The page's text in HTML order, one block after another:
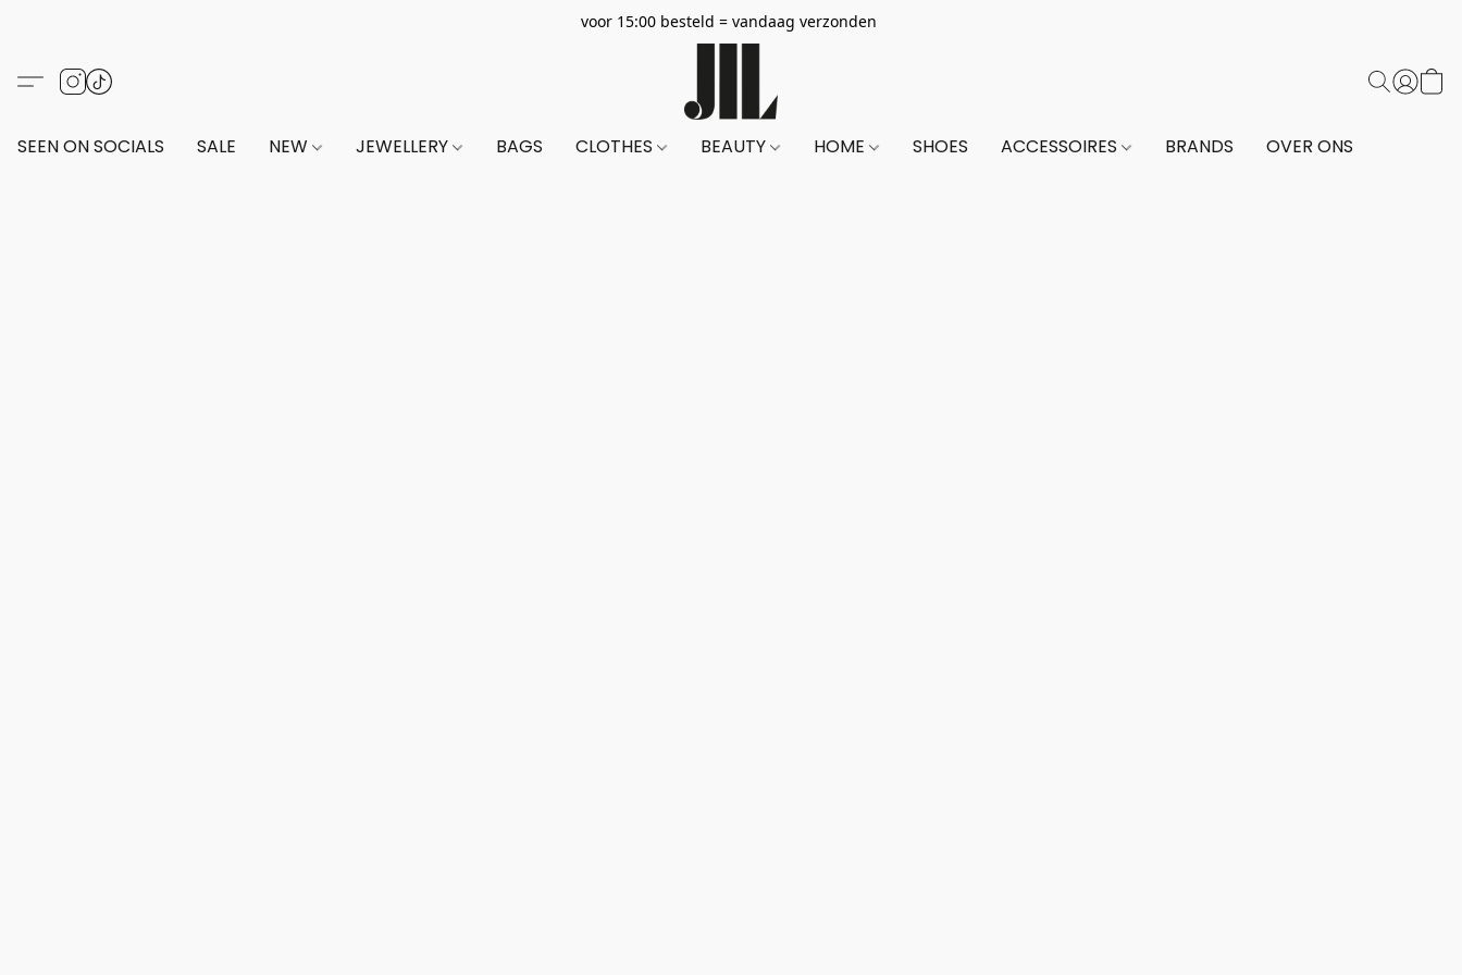
voor 15:00 besteld = vandaag verzonden
SEEN ON SOCIALS SALE NEW JEWELLERY BAGS CLOTHES BEAUTY HOME SHOES ACCESSOIRES BRANDS OVER ONS